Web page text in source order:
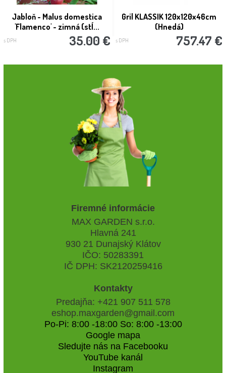
Jabloň - Malus domestica
'Flamenco' - zimná (stĺ...
s DPH 35.00 €
Gril KLASSIK 120x120x46cm
(Hnedá)
s DPH 757.47 €
Firemné informácie
MAX GARDEN s.r.o.
Hlavná 241
930 21 Dunajský Klátov
IČO: 50283391
IČ DPH: SK2120259416
Kontakty
Predajňa: +421 907 511 578
eshop.maxgarden@gmail.com
Po-Pi: 8:00 -18:00 So: 8:00 -13:00
Google mapa
Sledujte nás na Facebooku
YouTube kanál
Instagram